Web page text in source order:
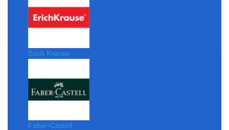
Erich Krause
Faber-Castell